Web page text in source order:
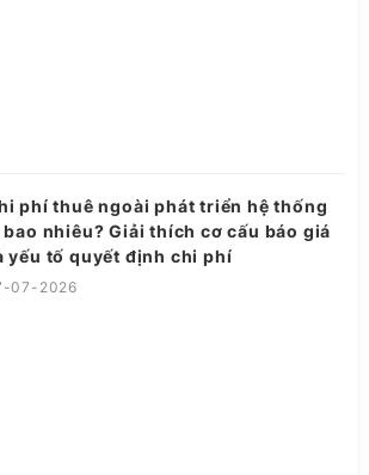
phí thuê ngoài phát triển hệ thống
bao nhiêu? Giải thích cơ cấu báo giá
yếu tố quyết định chi phí
07-2026